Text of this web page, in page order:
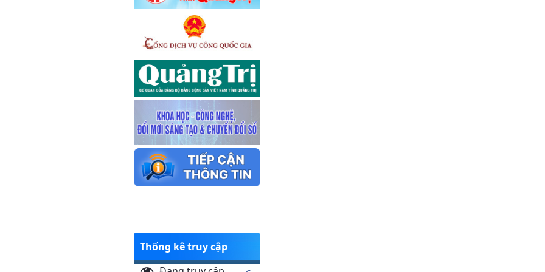
Thống kê truy cập